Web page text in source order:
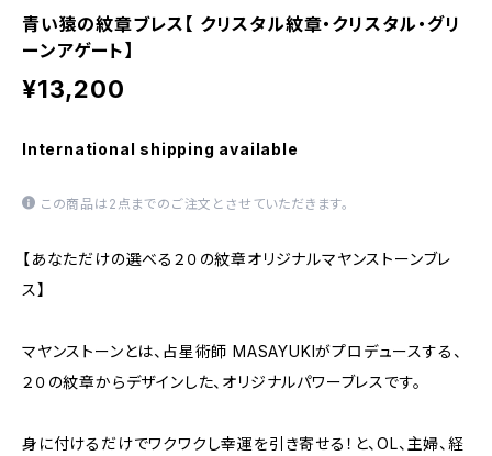
青い猿の紋章ブレス【 クリスタル紋章・クリスタル・グリ
ーンアゲート】
¥13,200
International shipping available
この商品は2点までのご注文とさせていただきます。
【あなただけの選べる２０の紋章オリジナルマヤンストーンブレ
ス】
マヤンストーンとは、占星術師 MASAYUKIがプロデュースする、
２０の紋章からデザインした、オリジナルパワーブレスです。
身に付けるだけでワクワクし幸運を引き寄せる！と、OL、主婦、経